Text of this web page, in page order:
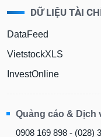
DỮ LIỆU TÀI
DataFeed
VietstockXLS
InvestOnline
Quảng cáo & Dịch
0908 169 898 - (028)